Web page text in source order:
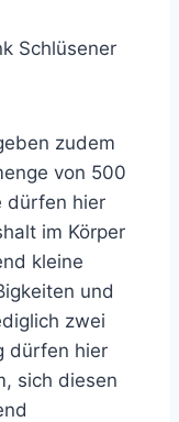
Schlüsener
zudem
von 500
dürfen hier
im Körper
kleine
und
zwei
dürfen hier
sich diesen